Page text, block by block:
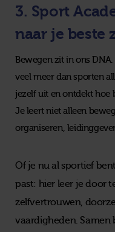
3. Sport
naar je beste
Bewegen zit in ons
veel meer dan sporten
jezelf uit en ontdekt hoe
Je leert niet alleen
organiseren,
Of je nu al sportief
past: hier leer je door
zelfvertrouwen,
vaardigheden. Samen